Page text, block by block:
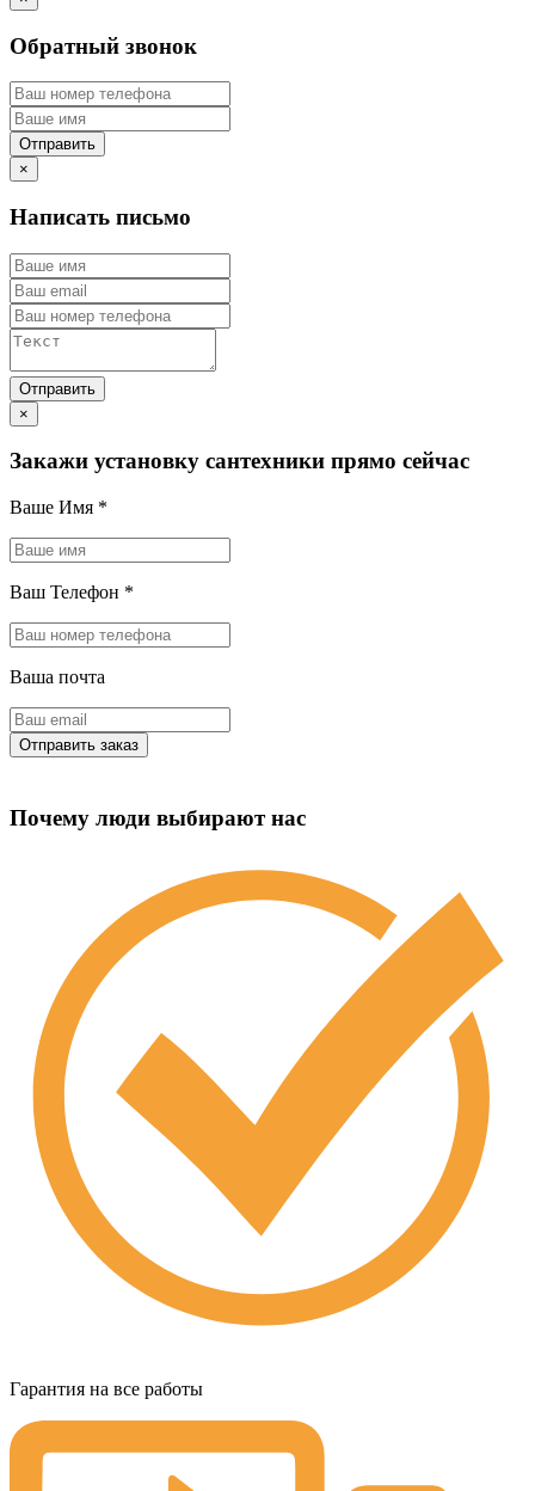
Обратный звонок
×
Написать письмо
×
Закажи установку сантехники прямо сейчас
Ваше Имя *
Ваш Телефон *
Ваша почта
Почему люди выбирают нас
Гарантия на все работы